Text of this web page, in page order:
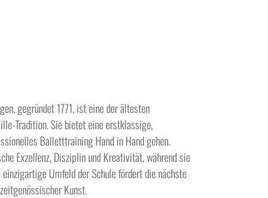
gegründet 1771, ist eine der ältesten
Tradition. Sie bietet eine erstklassige,
Balletttraining Hand in Hand gehen.
Exzellenz, Disziplin und Kreativität, während sie
Umfeld der Schule fördert die nächste
Kunst.